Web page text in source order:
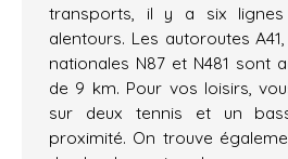
transports, il y a six
alentours. Les autoroutes
nationales N87 et N481 sont
de 9 km. Pour vos loisirs,
sur deux tennis et un
proximité. On trouve